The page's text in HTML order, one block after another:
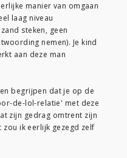
manier van omgaan
laag niveau
steken, geen
nemen). Je kind
aan deze man
begrijpen dat je op de
de-lol-relatie' met deze
zijn gedrag omtrent zijn
ik eerlijk gezegd zelf